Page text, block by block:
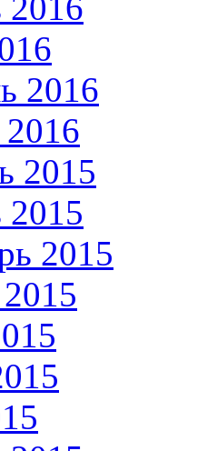
2016
2015
2015
2015